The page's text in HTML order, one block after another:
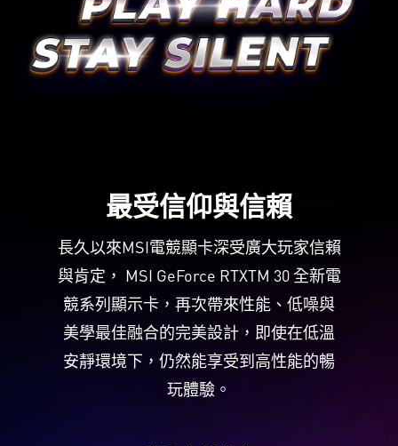
最受信仰與信賴
長久以來MSI電競顯卡深受廣大玩家信賴
與肯定， MSI GeForce RTXTM 30 全新電
競系列顯示卡，再次帶來性能、低噪與
美學最佳融合的完美設計，即使在低溫
安靜環境下，仍然能享受到高性能的暢
玩體驗。